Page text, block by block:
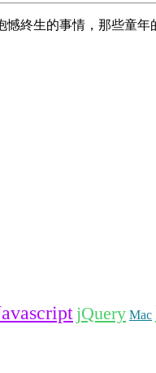
終生的事情，那些童
jQuery Mac